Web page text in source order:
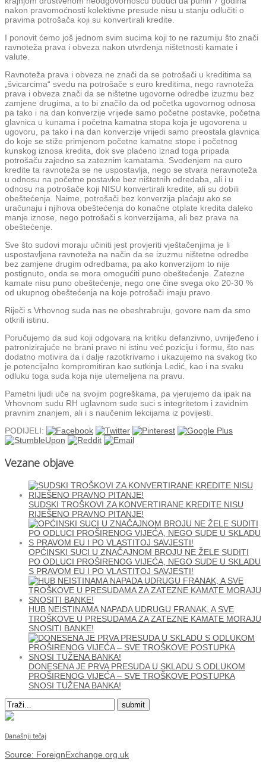
nakon pravomoćnosti kolektivne presude nisu u stanju odlučiti o
pravima potrošača koji su konvertirali kredite.
I ponovit ćemo još jednom svim sucima koji to ne razumiju što znači
ravnoteža prava i obveza nakon utvrđenja ništetnosti kamate i
valute.
Ravnoteža prava i obveza ne znači da se potrošači u kreditima sa
„švicarcima“ svedu na potrošače s euro kreditima, nego ravnoteža
prava i obveza znači da se ništetne ugovorne odredbe izuzmu bez
zamjene drugima, a to bi značilo da od početka ugovornog odnosa
pa tako i na dan konverzije vrijede samo početne postavke, početna
glavnica u kunama i početna kamatna stopa koja je ugovorena u
ugovoru, pa tako i na dan konverzije vrijedi samo preostala glavnica
do koje se stiže primjenom početne kamatne stope i početnog
kunskog iznosa kredita, dok sve plaćeno iznad toga pripada
potrošaču zajedno sa zateznim kamatama. Svođenjem na euro
kredite ta ravnoteža se ne uspostavlja, nego se stvara neravnoteža
u odnosu na početne postavke bez ništetnih odredaba, ali i u
odnosu na potrošače koji NISU konvertirali kredite, ali su dobili
obeštećenja. Naime, potrošači bez konverzija plaćaju ako se
uračunaju i njihova obeštećenja do konačne otplate kredita daleko
manje iznose, nego potrošači s konverzijama, ali bez prava na
obeštećenje.
Sve što sudovi moraju učiniti jest provjeriti vještačenjima je li
uspostavljena ravnoteža na način da se izuzmu ništetne odredbe
bez zamjene drugim odredbama, pa ako konverzijom to nije
postignuto, onda se mora omogućiti puno obeštećenje. Zatezne
kamate nisu puno obeštećenje, nego one čine svega oko 20-30 %
od ukupnog obeštećenja na koje potrošači imaju pravo.
Riječi s Vrhovnog suda nas ne obeshrabruju, govore nam da smo
otkrili istinu.
Poručujemo da sud koji odgovara na kritiku defanzivno, uvrijeđeno i
patronizirajuće ne brani pravo ni istinu već poziciju i formu, što nas
dodatno motivira da i dalje razotkrivamo i ukazujemo na svakog tko
je potencijalno kompromitiran kao sutkinja Ledić, kao i na svaku
odluku toga suda koja nije utemeljena na pravu.
Pametni ljudi uče na svojim pogreškama, pa vjerujemo da ipak na
Vrhovnom sudu RH uglavnom sude suci s integritetom i zavidnim
pravnim znanjem, ali i s naučenim lekcijama iz povijesti.
PODIJELI:
Vezane objave
SUDSKI TROŠKOVI ZA KONVERTIRANE KREDITE NISU
RIJEŠENO PRAVNO PITANJE!
OPĆINSKI SUCI U ZNAČAJNOM BROJU NE ŽELE SUDITI
PO ODLUCI PROŠIRENOG VIJEĆA, NEGO SUDE U SKLADU
S PRAVOM EU I PO VLASTITOJ SAVJESTI!
HUB NEISTINAMA NAPADA UDRUGU FRANAK, A SVE
TROŠKOVE U PRESUDAMA ZA ZATEZNE KAMATE MORAJU
SNOSITI BANKE!
DONESENA JE PRVA PRESUDA U SKLADU S ODLUKOM
PROŠIRENOG VIJEĆA – SVE TROŠKOVE POSTUPKA
SNOSI TUŽENA BANKA!
Današnji tečaj
Source: ForeignExchange.org.uk